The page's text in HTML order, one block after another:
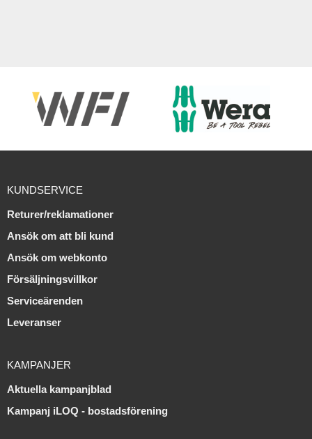
KUNDSERVICE
Returer/reklamationer
Ansök om att bli kund
Ansök om webkonto
Försäljningsvillkor
Serviceärenden
Leveranser
KAMPANJER
Aktuella kampanjblad
Kampanj iLOQ - bostadsförening